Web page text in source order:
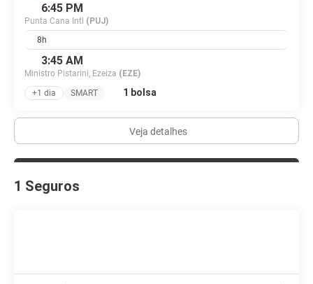
6:45 PM
Punta Cana Intl (PUJ)
8h
3:45 AM
Ministro Pistarini, Ezeiza (EZE)
+1 dia
SMART 1 bolsa
Veja detalhes
1 Seguros